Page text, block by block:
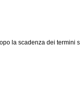
la scadenza dei termini